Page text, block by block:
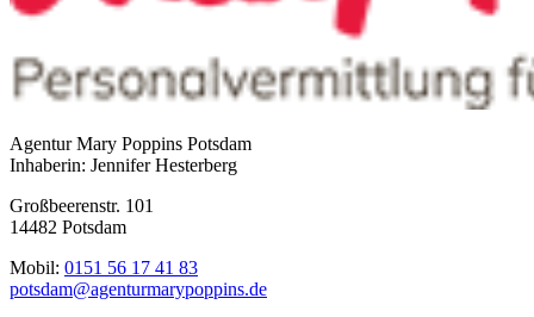
Agentur Mary Poppins Potsdam
Inhaberin: Jennifer Hesterberg
Großbeerenstr. 101
14482 Potsdam
Mobil: 0151 56 17 41 83
potsdam@agenturmarypoppins.de